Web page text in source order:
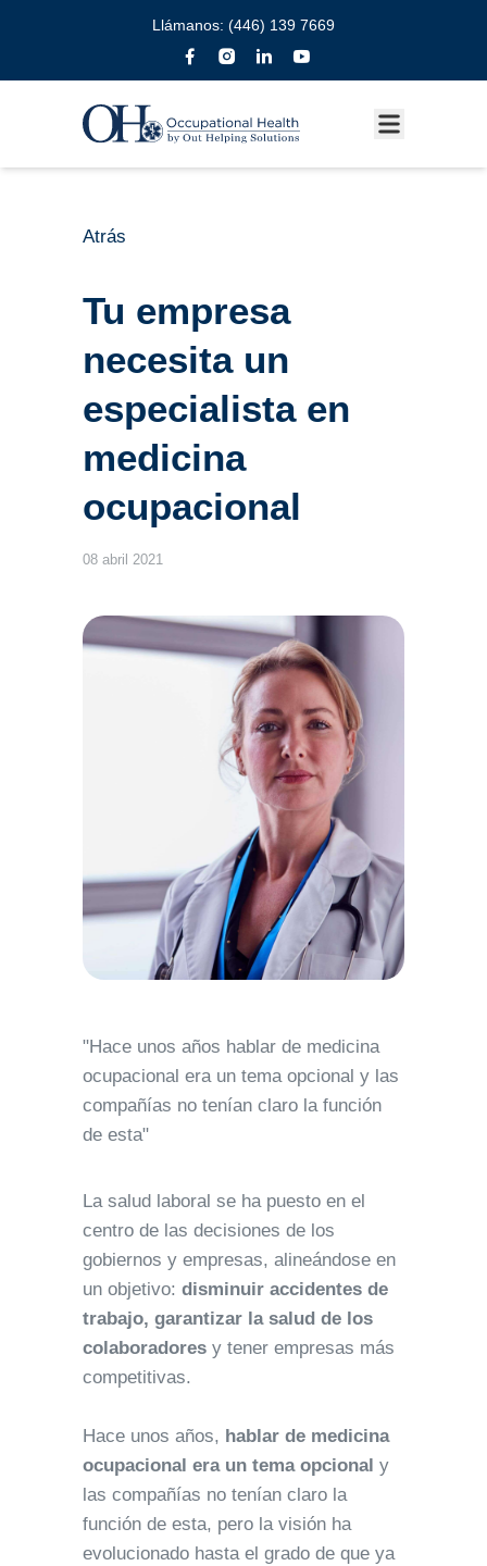
Llámanos: (446) 139 7669
Atrás
Tu empresa
necesita un
especialista en
medicina
ocupacional
08 abril 2021
"Hace unos años hablar de medicina
ocupacional era un tema opcional y las
compañías no tenían claro la función
de esta"
La salud laboral se ha puesto en el
centro de las decisiones de los
gobiernos y empresas, alineándose en
un objetivo: disminuir accidentes de
trabajo, garantizar la salud de los
colaboradores y tener empresas más
competitivas.
Hace unos años, hablar de medicina
ocupacional era un tema opcional y
las compañías no tenían claro la
función de esta, pero la visión ha
evolucionado hasta el grado de que ya